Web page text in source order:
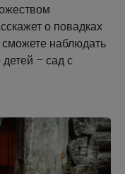
о повадках
наблюдать
– сад с